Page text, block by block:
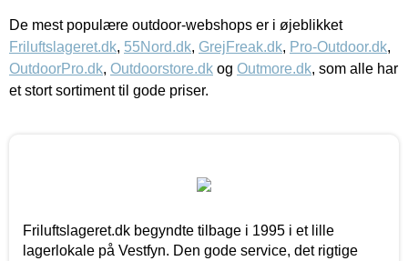
De mest populære outdoor-webshops er i øjeblikket
Friluftslageret.dk, 55Nord.dk, GrejFreak.dk, Pro-Outdoor.dk,
OutdoorPro.dk, Outdoorstore.dk og Outmore.dk, som alle har
et stort sortiment til gode priser.
Friluftslageret.dk begyndte tilbage i 1995 i et lille
lagerlokale på Vestfyn. Den gode service, det rigtige